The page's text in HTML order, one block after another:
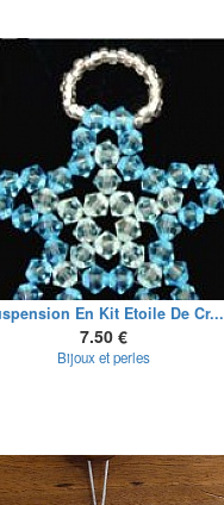
En Kit Etoile De Cr...
7.50 €
Bijoux et perles